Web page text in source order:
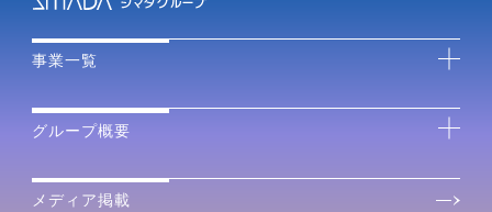
事業一覧
グループ概要
メディア掲載